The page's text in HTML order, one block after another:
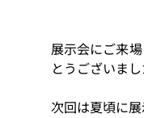
展示会にご来
とうございまし
次回は夏頃に展